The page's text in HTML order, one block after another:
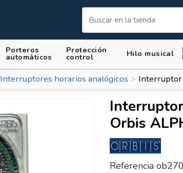
Porteros
automáticos
Protección
control Hilo musical
Interruptores horarios analógicos Interruptor
Orbis
Referencia